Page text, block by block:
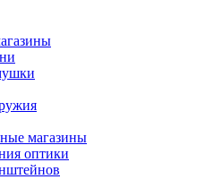
магазины
оптики